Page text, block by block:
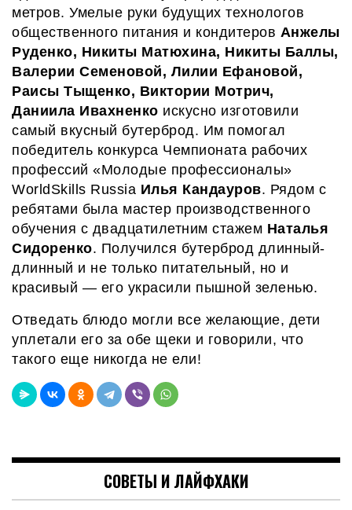
метров. Умелые руки будущих технологов
общественного питания и кондитеров Анжелы
Руденко, Никиты Матюхина, Никиты Баллы,
Валерии Семеновой, Лилии Ефановой,
Раисы Тыщенко, Виктории Мотрич,
Даниила Ивахненко искусно изготовили
самый вкусный бутерброд. Им помогал
победитель конкурса Чемпионата рабочих
профессий «Молодые профессионалы»
WorldSkills Russia Илья Кандауров. Рядом с
ребятами была мастер производственного
обучения с двадцатилетним стажем Наталья
Сидоренко. Получился бутерброд длинный-
длинный и не только питательный, но и
красивый — его украсили пышной зеленью.
Отведать блюдо могли все желающие, дети
уплетали его за обе щеки и говорили, что
такого еще никогда не ели!
СОВЕТЫ И ЛАЙФХАКИ